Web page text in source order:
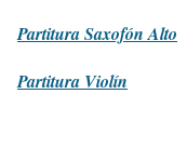
PartituraSaxofón Alto
Partitura Violín